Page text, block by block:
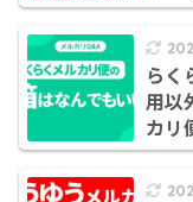
らく
用以
カリ
袋で